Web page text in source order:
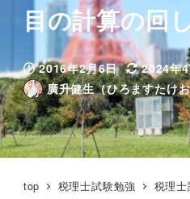
目の計算の回
投稿日
2016年2月6日
更新日
2024年
著
者
廣升健生（ひろますたけ
top 税理士試験勉強
税理